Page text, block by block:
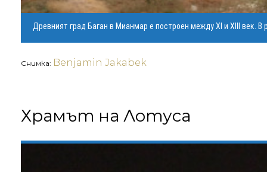
Древният град Баган в Мианмар е построен между XI и XIII век.
Снимка: Benjamin Jakabek
Храмът на Лотуса